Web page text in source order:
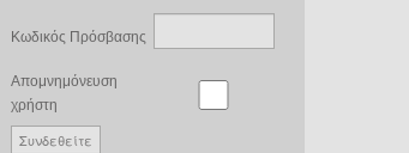
Κωδικός Πρόσβασης
Απομνημόνευση
χρήστη